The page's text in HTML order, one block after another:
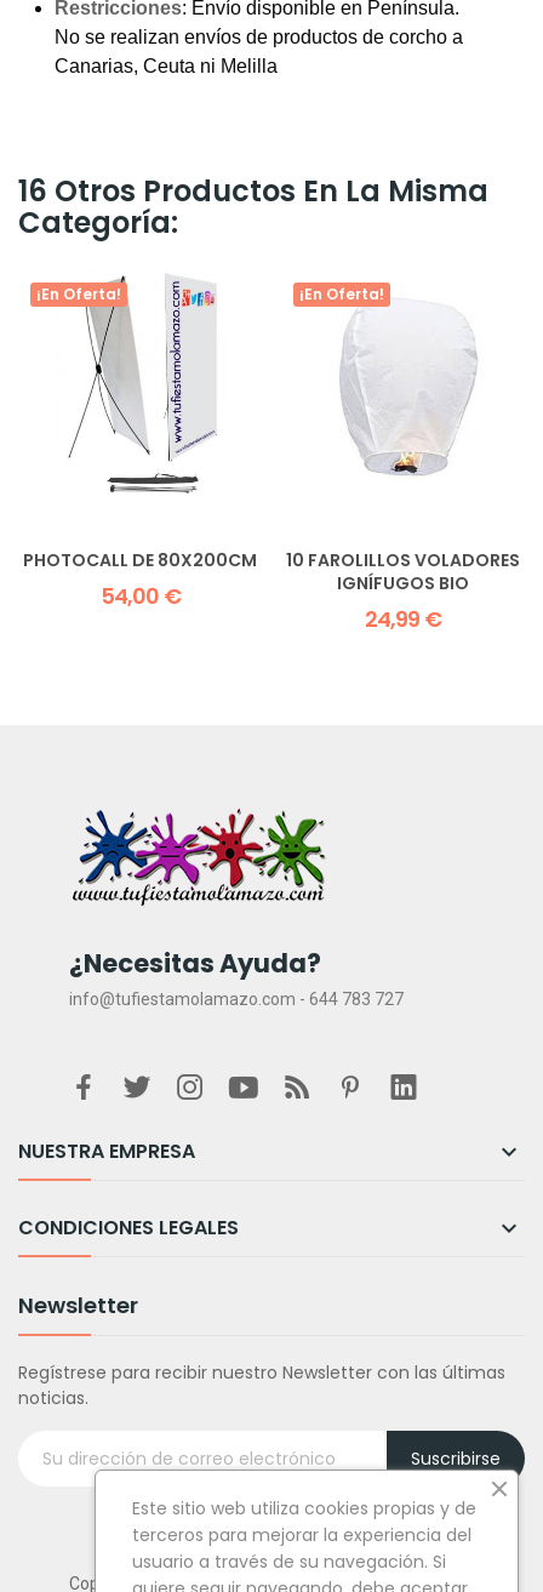
Restricciones: Envío disponible en Península.
No se realizan envíos de productos de corcho a
Canarias, Ceuta ni Melilla
16 Otros Productos En La Misma
Categoría:
¡En Oferta!
PHOTOCALL DE 80X200CM
54,00 €
¡En Oferta!
10 FAROLILLOS VOLADORES
IGNÍFUGOS BIO
24,99 €
¿Necesitas Ayuda?
info@tufiestamolamazo.com - 644 783 727
NUESTRA EMPRESA 
CONDICIONES LEGALES 
Newsletter
Regístrese para recibir nuestro Newsletter con las últimas
noticias.
Suscribirse
Copyright © Tufiestamolamazo.com - Todos los derechos
Este sitio web utiliza cookies propias y de
terceros para mejorar la experiencia del
usuario a través de su navegación. Si